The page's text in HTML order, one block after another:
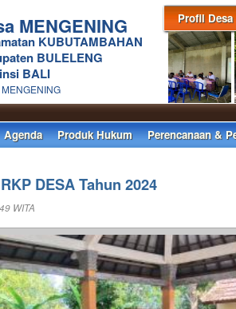
Profil Desa
MENGENING
KUBUTAMBAHAN
BULELENG
BALI
Agenda Produk Hukum Perencanaan &
DESA Tahun 2024
WITA